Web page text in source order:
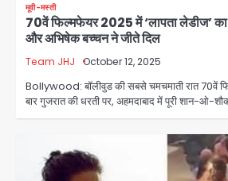
मूवी-मस्ती
70वें फिल्मफेयर 2025 में ‘लापता लेडीज’
और अभिषेक बच्चन ने जीते दिल
Team JHJ October 12, 2025
Bollywood: बॉलीवुड की सबसे चमचमाती रात 70वें
बार गुजरात की धरती पर, अहमदाबाद में पूरी शान-ओ-